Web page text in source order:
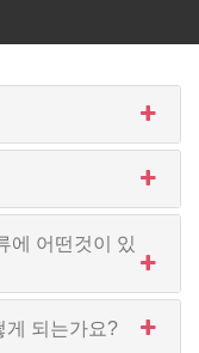
에 어떤것이 있
게 되는가요?